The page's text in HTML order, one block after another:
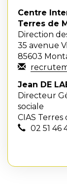
Centre
Terres de
Direction
35 avenue
85603
Jean DE
Directeur
sociale
CIAS
02 51 46